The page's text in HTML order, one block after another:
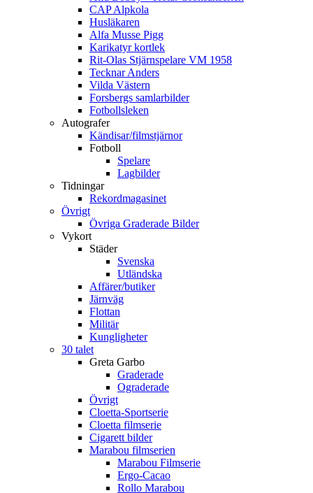
CAP Alpkola
Husläkaren
Alfa Musse Pigg
Karikatyr kortlek
Rit-Olas Stjärnspelare VM 1958
Tecknar Anders
Vilda Västern
Forsbergs samlarbilder
Fotbollsleken
Autografer
Kändisar/filmstjärnor
Fotboll
Spelare
Lagbilder
Tidningar
Rekordmagasinet
Övrigt
Övriga Graderade Bilder
Vykort
Städer
Svenska
Utländska
Affärer/butiker
Järnväg
Flottan
Militär
Kungligheter
30 talet
Greta Garbo
Graderade
Ograderade
Övrigt
Cloetta-Sportserie
Cloetta filmserie
Cigarett bilder
Marabou filmserien
Marabou Filmserie
Ergo-Cacao
Rollo Marabou